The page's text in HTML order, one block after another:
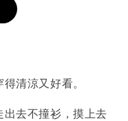
-
清涼又好看。
去不撞衫，摸上去